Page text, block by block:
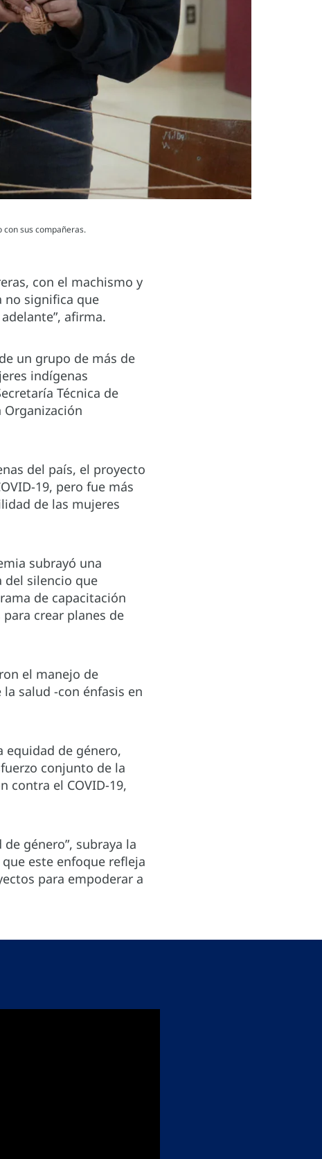
con sus compañeras.
con el machismo y
no significa que
afirma.
un grupo de más de
indígenas
Técnica de
Organización
del país, el proyecto
19, pero fue más
de las mujeres
subrayó una
del silencio que
de capacitación
crear planes de
el manejo de
salud -con énfasis en
equidad de género,
conjunto de la
contra el COVID-19,
género”, subraya la
este enfoque refleja
para empoderar a